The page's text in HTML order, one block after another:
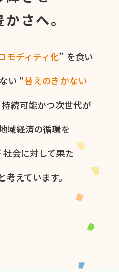
さへ。
モディティ化” を​食い​
い​ “替えの​きかない​
持続可能かつ次世代が​
域経済の​循環を​
社会に​対して​果た​
えています。​